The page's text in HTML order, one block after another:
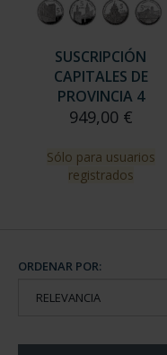
SUSCRIPCIÓN
CAPITALES DE
PROVINCIA 4
949,00 €
Sólo para usuarios
registrados
ORDENAR POR: